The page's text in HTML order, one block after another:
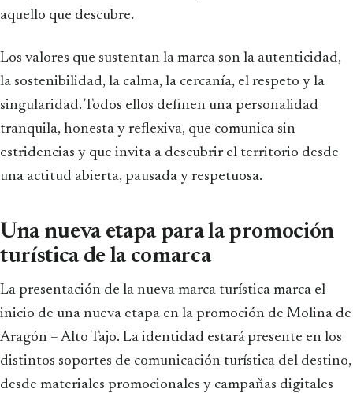
aquello que descubre.
Los valores que sustentan la marca son la autenticidad,
la sostenibilidad, la calma, la cercanía, el respeto y la
singularidad. Todos ellos definen una personalidad
tranquila, honesta y reflexiva, que comunica sin
estridencias y que invita a descubrir el territorio desde
una actitud abierta, pausada y respetuosa.
Una nueva etapa para la promoción
turística de la comarca
La presentación de la nueva marca turística marca el
inicio de una nueva etapa en la promoción de Molina de
Aragón – Alto Tajo. La identidad estará presente en los
distintos soportes de comunicación turística del destino,
desde materiales promocionales y campañas digitales